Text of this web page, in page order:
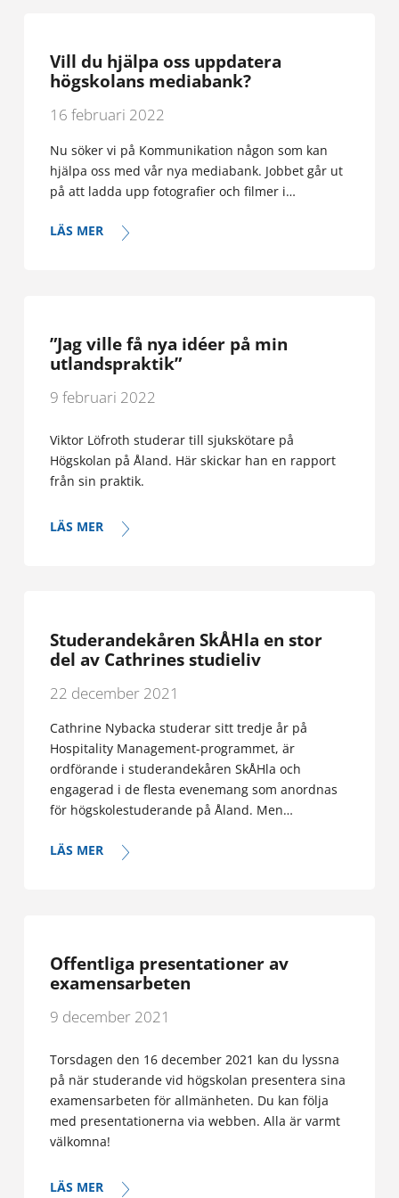
Glömt ditt lösenord?
E-post:
Telefon:+358 (0)18 537 777
Supportsajten
Vill du hjälpa oss uppdatera
högskolans mediabank?
16 februari 2022
Nu söker vi på Kommunikation någon som kan
hjälpa oss med vår nya mediabank. Jobbet går ut
på att ladda upp fotografier och filmer i…
LÄS MER
”Jag ville få nya idéer på min
utlandspraktik”
9 februari 2022
Viktor Löfroth studerar till sjukskötare på
Högskolan på Åland. Här skickar han en rapport
från sin praktik.
LÄS MER
Studerandekåren SkÅHla en stor
del av Cathrines studieliv
22 december 2021
Cathrine Nybacka studerar sitt tredje år på
Hospitality Management-programmet, är
ordförande i studerandekåren SkÅHla och
engagerad i de flesta evenemang som anordnas
för högskolestuderande på Åland. Men…
LÄS MER
Offentliga presentationer av
examensarbeten
9 december 2021
Torsdagen den 16 december 2021 kan du lyssna
på när studerande vid högskolan presentera sina
examensarbeten för allmänheten. Du kan följa
med presentationerna via webben. Alla är varmt
välkomna!
LÄS MER